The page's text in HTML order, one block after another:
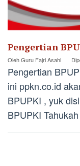
Pengertian
OlehGuru Fajri Asahi
Pengertian
ini ppkn.co.id
BPUPKI , yuk
BPUPKI